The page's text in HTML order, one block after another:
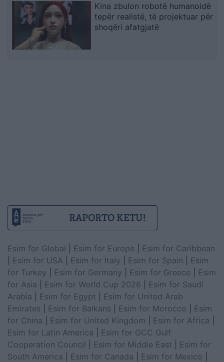
Kina zbulon robotë humanoidë
tepër realistë, të projektuar për
shoqëri afatgjatë
Esim for Global Esim for Europe
Esim for Caribbean
Esim for USA Esim for Italy Esim for Spain
Esim
for Turkey
Esim for Germany Esim for Greece
Esim
for Asia
Esim for World Cup 2026
Esim for Saudi
Arabia
Esim for Egypt
Esim for United Arab
Emirates
Esim for Balkans Esim for Morocco
Esim
for China
Esim for United Kingdom Esim for Africa
Esim for Latin America
Esim for GCC Gulf
Cooperation Council
Esim for Middle East
Esim for
South America
Esim for Canada Esim for Mexico